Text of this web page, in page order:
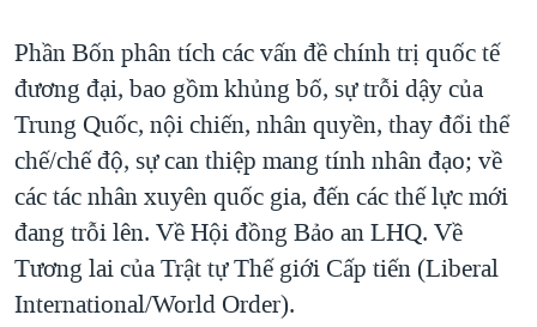
Phần Bốn phân tích các vấn đề chính trị quốc tế
đương đại, bao gồm khủng bố, sự trỗi dậy của
Trung Quốc, nội chiến, nhân quyền, thay đổi thể
chế/chế độ, sự can thiệp mang tính nhân đạo; về
các tác nhân xuyên quốc gia, đến các thế lực mới
đang trỗi lên. Về Hội đồng Bảo an LHQ. Về
Tương lai của Trật tự Thế giới Cấp tiến (Liberal
International/World Order).